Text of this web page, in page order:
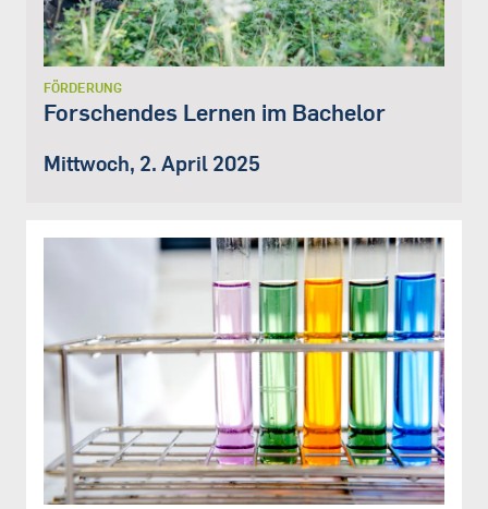
FÖRDERUNG
Forschendes Lernen im Bachelor
Mittwoch, 2. April 2025